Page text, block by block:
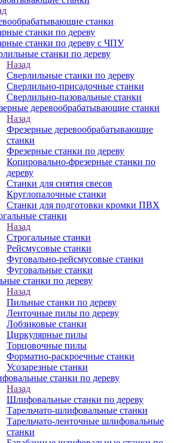
станки
станки по дереву
станки по дереву с ЧПУ
станки по дереву
Назад
Сверлильные станки по дереву
Сверлильно-присадочные станки
Сверлильно-пазовальные станки
деревообрабатывающие станки
Назад
Фрезерные деревообрабатывающие
станки
Фрезерные станки по дереву
Копировально-фрезерные станки по
дереву
Станки для снятия свесов
Круглопалочные станки
Станки для подготовки кромки ПВХ
станки
Назад
Строгальные станки
Рейсмусовые станки
Фуговально-рейсмусовые станки
Фуговальные станки
станки по дереву
Назад
Пильные станки по дереву
Ленточные пилы по дереву
Лобзиковые станки
Циркулярные пилы
Торцовочные пилы
Форматно-раскроечные станки
Усозарезные станки
станки по дереву
Назад
Шлифовальные станки по дереву
Тарельчато-шлифовальные станки
Тарельчато-ленточные шлифовальные
станки